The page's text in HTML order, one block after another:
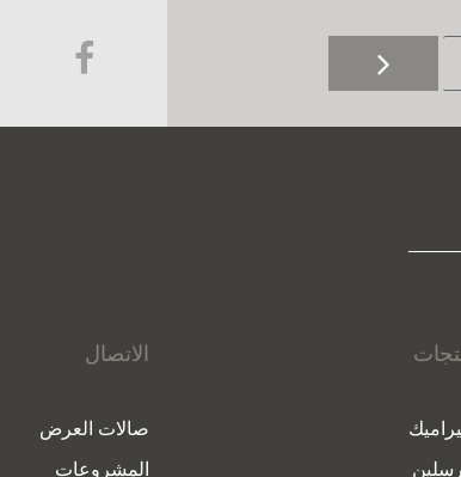
الاتصال
صالات العرض
المشروعات